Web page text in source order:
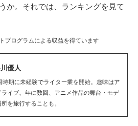
ント
ニティ
かる
か。それでは、ランキングを見て
プログラムによる収益を得ています
優人
時期に未経験でライター業を開始。趣味はア
ライブ。年に数回、アニメ作品の舞台・モデ
を旅行することも。